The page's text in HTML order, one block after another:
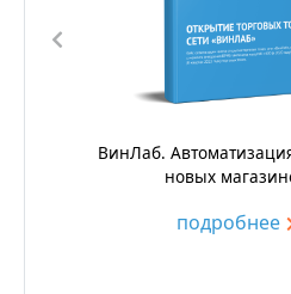
ГК
управления
подробнее